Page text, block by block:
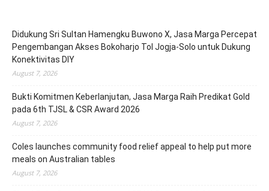
Didukung Sri Sultan Hamengku Buwono X, Jasa Marga Percepat
Pengembangan Akses Bokoharjo Tol Jogja-Solo untuk Dukung
Konektivitas DIY
August 7, 2026
Bukti Komitmen Keberlanjutan, Jasa Marga Raih Predikat Gold
pada 6th TJSL & CSR Award 2026
August 7, 2026
Coles launches community food relief appeal to help put more
meals on Australian tables
August 7, 2026